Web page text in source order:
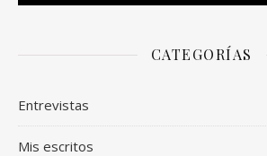
CATEGORÍAS
Entrevistas
Mis escritos